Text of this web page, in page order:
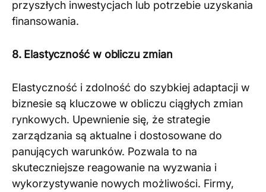
przyszłych inwestycjach lub potrzebie uzyskania
finansowania.
8. Elastyczność w obliczu zmian
Elastyczność i zdolność do szybkiej adaptacji w
biznesie są kluczowe w obliczu ciągłych zmian
rynkowych. Upewnienie się, że strategie
zarządzania są aktualne i dostosowane do
panujących warunków. Pozwala to na
skuteczniejsze reagowanie na wyzwania i
wykorzystywanie nowych możliwości. Firmy,